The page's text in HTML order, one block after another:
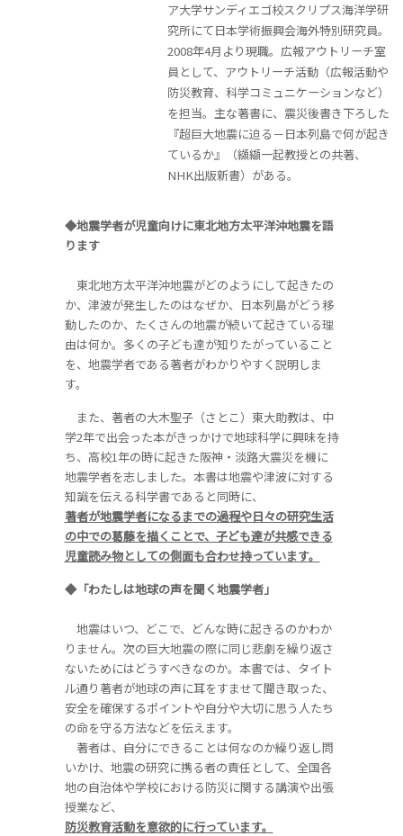
ア大学サンディエゴ校スクリプス海洋学研
究所にて日本学術振興会海外特別研究員。
2008年4月より現職。広報アウトリーチ室
員として、アウトリーチ活動（広報活動や
防災教育、科学コミュニケーションなど）
を担当。主な著書に、震災後書き下ろした
『超巨大地震に迫る－日本列島で何が起き
ているか』（纐纈一起教授との共著、
NHK出版新書）がある。
◆地震学者が児童向けに東北地方太平洋沖地震を語
ります
東北地方太平洋沖地震がどのようにして起きたの
か、津波が発生したのはなぜか、日本列島がどう移
動したのか、たくさんの地震が続いて起きている理
由は何か。多くの子ども達が知りたがっていること
を、地震学者である著者がわかりやすく説明しま
す。
また、著者の大木聖子（さとこ）東大助教は、中
学2年で出会った本がきっかけで地球科学に興味を持
ち、高校1年の時に起きた阪神・淡路大震災を機に
地震学者を志しました。本書は地震や津波に対する
知識を伝える科学書であると同時に、
著者が地震学者になるまでの過程や日々の研究生活
の中での葛藤を描くことで、子ども達が共感できる
児童読み物としての側面も合わせ持っています。
◆「わたしは地球の声を聞く地震学者」
地震はいつ、どこで、どんな時に起きるのかわか
りません。次の巨大地震の際に同じ悲劇を繰り返さ
ないためにはどうすべきなのか。本書では、タイト
ル通り著者が地球の声に耳をすませて聞き取った、
安全を確保するポイントや自分や大切に思う人たち
の命を守る方法などを伝えます。
著者は、自分にできることは何なのか繰り返し問
いかけ、地震の研究に携る者の責任として、全国各
地の自治体や学校における防災に関する講演や出張
授業など、
防災教育活動を意欲的に行っています。